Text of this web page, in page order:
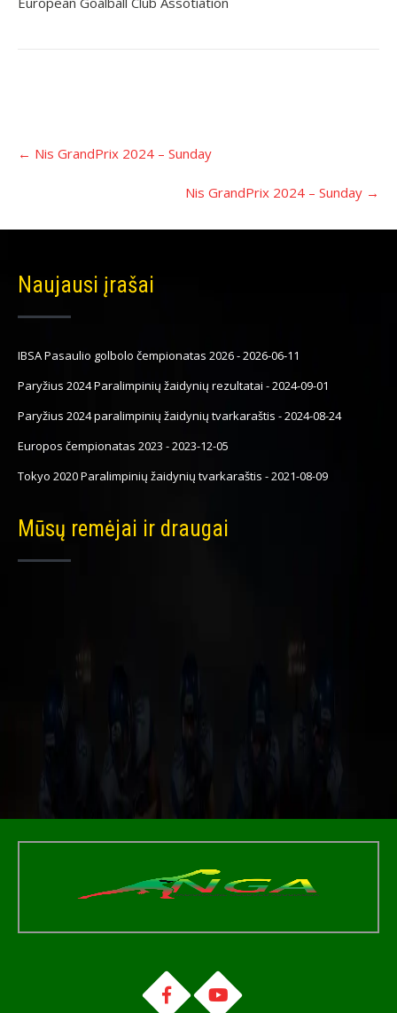
navigacija
← Nis GrandPrix 2024 – Sunday
Nis GrandPrix 2024 – Sunday →
Naujausi įrašai
IBSA Pasaulio golbolo čempionatas 2026-2026-06-11
Paryžius 2024 Paralimpinių žaidynių rezultatai -2024-09-01
Paryžius 2024 paralimpinių žaidynių tvarkaraštis -2024-08-24
Europos čempionatas 2023 -2023-12-05
Tokyo 2020 Paralimpinių žaidynių tvarkaraštis -2021-08-09
Mūsų remėjai ir draugai